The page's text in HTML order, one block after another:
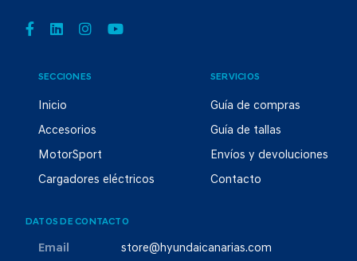
SECCIONES
Inicio
Accesorios
MotorSport
Cargadores eléctricos
SERVICIOS
Guía de compras
Guía de tallas
Envíos y devoluciones
Contacto
DATOS DE CONTACTO
Email store@hyundaicanarias.com